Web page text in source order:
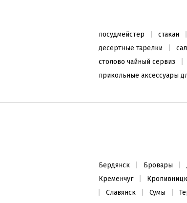
Заканчивается
Запасной
картридж (2шт.)
посудмейстер стакан
десертные тарелки
столово чайный сервиз
прикольные аксессуары
Бердянск Бровары
Кременчуг
Славянск
Сумы